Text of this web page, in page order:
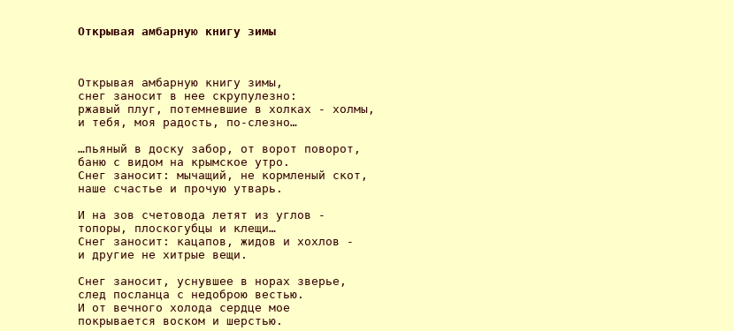
Открывая амбарную книгу зимы
Открывая амбарную книгу зимы,
снег заносит в нее скрупулезно:
ржавый плуг, потемневшие в холках - холмы,
и тебя, моя радость, по-слезно…
…пьяный в доску забор, от ворот поворот,
баню с видом на крымское утро.
Снег заносит: мычащий, не кормленый скот,
наше счастье и прочую утварь.
И на зов счетовода летят из углов -
топоры, плоскогубцы и клещи…
Снег заносит: кацапов, жидов и хохлов -
и другие не хитрые вещи.
Снег заносит, уснувшее в норах зверье,
след посланца с недоброю вестью.
И от вечного холода сердце мое
покрывается воском и шерстью.